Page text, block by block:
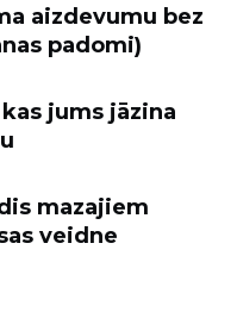
aizdevumu bez
padomi)
jums jāzina
mazajiem
veidne